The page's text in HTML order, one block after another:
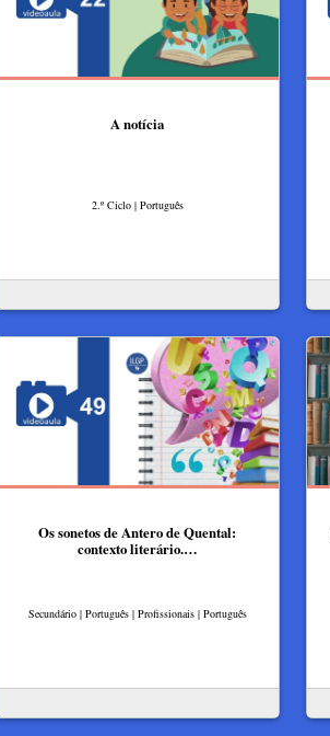
A notícia
2.º Ciclo | Português
Os sonetos de Antero de Quental:
contexto literário.…
Secundário | Português | Profissionais | Português